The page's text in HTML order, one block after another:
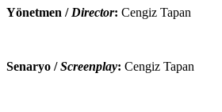
Yönetmen / Director: Cengiz Tapan
Senaryo /Screenplay: Cengiz Tapan